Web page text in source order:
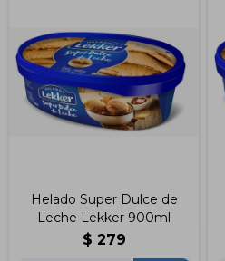
Helado Super Dulce de
Leche Lekker 900ml
$ 279